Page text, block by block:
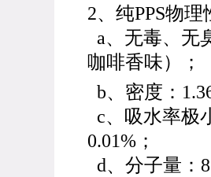
2、纯PPS物理
a、无毒、无
咖啡香味）；
b、密度：
c、吸水率极
0.01%；
d、分子量：